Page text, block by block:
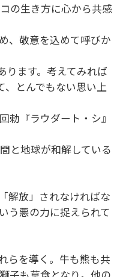
の生き方に心から共感
、敬意を込めて呼びか
ります。考えてみれば
、とんでもない思い上
勅『ラウダート・シ』
と地球が和解している
解放」されなければな
う悪の力に捉えられて
らを導く。牛も熊も共